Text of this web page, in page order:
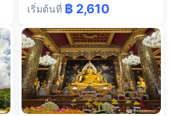
เริ่มต้นที่ ฿ 2,610